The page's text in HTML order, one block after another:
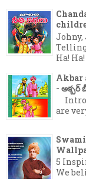
Johny,
Telling
Ha!
Akbar
- అక్బర్
are
5
We